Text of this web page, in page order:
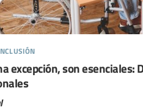
excepción, son esenciales: